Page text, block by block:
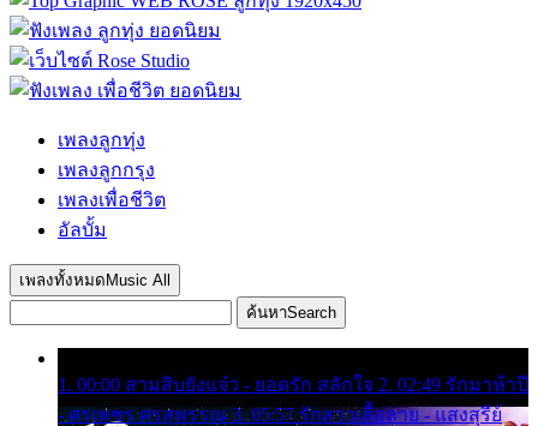
เพลงลูกทุ่ง
เพลงลูกกรุง
เพลงเพื่อชีวิต
อัลบั้ม
เพลงทั้งหมด Music All
ค้นหาSearch
1. 00:00 สามสิบยังแจ๋ว - ยอดรัก สลักใจ 2. 02:49 รักมาห้าปี
- ศรเพชร ศรสุพรรณ 3. 05:57 รักสาวเสื้อลาย - แสงสุรีย์